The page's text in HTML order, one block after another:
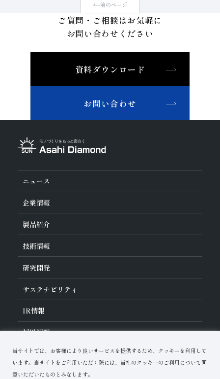
当サイトでは、お客様により良いサービスを提供するため、クッキーを利用して
います。当サイトをご利用いただく際には、当社のクッキーのご利用について同
意いただいたものとみなします。
前のページ
ご質問・ご相談はお気軽に
お問い合わせください
資料ダウンロード
お問い合わせ
ニュース
企業情報
旭ダイヤについて
ダイヤの輪
ご挨拶
会社概要
役員紹介
事業紹介
活動拠点
製品紹介
業種から探す
工具の種類から探す
加工方法から探す
ワークから探す
技術情報
ダイヤモンド工具・
教えて！研削工具
ご使⽤上の注意
各製品の安全な取扱いについて
トラブルシューティング
研究開発
研究開発について
対外発表一覧
イノベーションストーリー
サステナビリティ
サステナビリティポリシー
コーポレート・ガバナンス
マテリアリティ
リスクマネジメント（BCM）
環境への取り組み
IR情報
IR資料室
IRカレンダー
株式に関する諸手続き
ディスクロージャーポリシー
採用情報
資料ダウンロード
お問い合わせ